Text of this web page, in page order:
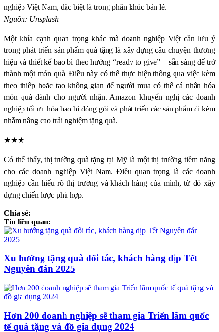
nghiệp Việt Nam, đặc biệt là trong phân khúc bán lẻ.
Nguồn: Unsplash
Một khía cạnh quan trọng khác mà doanh nghiệp Việt cần lưu ý
trong phát triển sản phẩm quà tặng là xây dựng câu chuyện thương
hiệu và thiết kế bao bì theo hướng “ready to give” – sẵn sàng để trở
thành một món quà. Điều này có thể thực hiện thông qua việc kèm
theo thiệp hoặc tạo không gian để người mua có thể cá nhân hóa
món quà dành cho người nhận. Amazon khuyến nghị các doanh
nghiệp tối ưu hóa bao bì đóng gói và phát triển các sản phẩm đi kèm
nhằm nâng cao trải nghiệm tặng quà.
★★★
Có thể thấy, thị trường quà tặng tại Mỹ là một thị trường tiềm năng
cho các doanh nghiệp Việt Nam. Điều quan trọng là các doanh
nghiệp cần hiểu rõ thị trường và khách hàng của mình, từ đó xây
dựng chiến lược phù hợp.
Chia sẻ:
Tin liên quan:
Xu hướng tặng quà đối tác, khách hàng dịp Tết
Nguyên đán 2025
Hơn 200 doanh nghiệp sẽ tham gia Triển lãm quốc
tế quà tặng và đồ gia dụng 2024